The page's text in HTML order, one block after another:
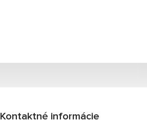
Kontaktné informácie